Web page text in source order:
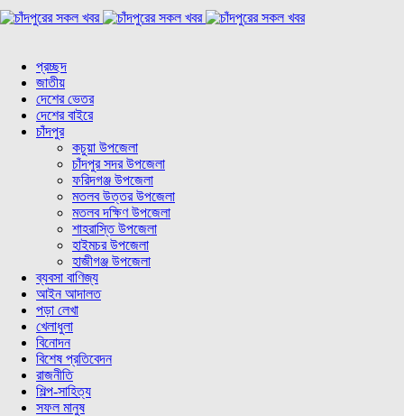
প্রচ্ছদ
জাতীয়
দেশের ভেতর
দেশের বাইরে
চাঁদপুর
কচুয়া উপজেলা
চাঁদপুর সদর উপজেলা
ফরিদগঞ্জ উপজেলা
মতলব উত্তর উপজেলা
মতলব দক্ষিণ উপজেলা
শাহরাস্তি উপজেলা
হাইমচর উপজেলা
হাজীগঞ্জ উপজেলা
ব্যবসা বাণিজ্য
আইন আদালত
পড়া লেখা
খেলাধুলা
বিনোদন
বিশেষ প্রতিবেদন
রাজনীতি
শিল্প-সাহিত্য
সফল মানুষ